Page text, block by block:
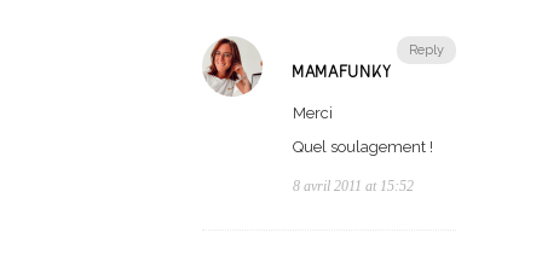
Reply
MAMAFUNKY
Merci
Quel soulagement !
8 avril 2011 at 15:52